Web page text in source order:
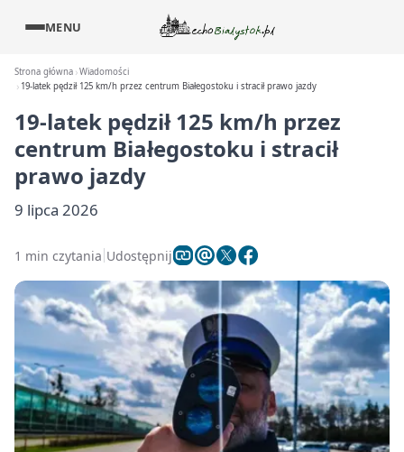
MENU
Strona główna Wiadomości
19-latek pędził 125 km/h przez centrum Białegostoku i stracił prawo jazdy
19-latek pędził 125 km/h przez
centrum Białegostoku i stracił
prawo jazdy
9 lipca 2026
1 min czytania Udostępnij